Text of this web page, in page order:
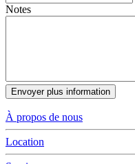
Notes
À propos de nous
Location